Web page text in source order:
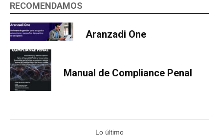
RECOMENDAMOS
Aranzadi One
Manual de Compliance Penal
Lo último